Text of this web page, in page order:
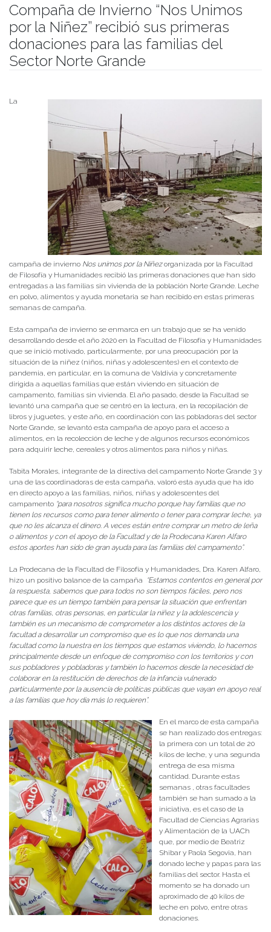
Compaña de Invierno “Nos Unimos
por la Niñez” recibió sus primeras
donaciones para las familias del
Sector Norte Grande
La
campaña de invierno Nos unimos por la Niñezorganizada por la Facultad
de Filosofía y Humanidades recibió las primeras donaciones que han sido
entregadas a las familias sin vivienda de la población Norte Grande. Leche
en polvo, alimentos y ayuda monetaria se han recibido en estas primeras
semanas de campaña.
Esta campaña de invierno se enmarca en un trabajo que se ha venido
desarrollando desde el año 2020 en la Facultad de Filosofía y Humanidades
que se inició motivado, particularmente, por una preocupación por la
situación de la niñez (niños, niñas y adolescentes) en el contexto de
pandemia, en particular, en la comuna de Valdivia y concretamente
dirigida a aquellas familias que están viviendo en situación de
campamento, familias sin vivienda. El año pasado, desde la Facultad se
levantó una campaña que se centró en la lectura, en la recopilación de
libros y juguetes, y este año, en coordinación con las pobladoras del sector
Norte Grande, se levantó esta campaña de apoyo para el acceso a
alimentos, en la recolección de leche y de algunos recursos económicos
para adquirir leche, cereales y otros alimentos para niños y niñas.
Tabita Morales, integrante de la directiva del campamento Norte Grande 3 y
una de las coordinadoras de esta campaña, valoró esta ayuda que ha ido
en directo apoyo a las familias, niños, niñas y adolescentes del
campamento “para nosotros significa mucho porque hay familias que no
tienen los recursos como para tener alimento o tener para comprar leche, ya
que no les alcanza el dinero. A veces están entre comprar un metro de leña
o alimentos y con el apoyo de la Facultad y de la Prodecana Karen Alfaro
estos aportes han sido de gran ayuda para las familias del campamento”.
La Prodecana de la Facultad de Filosofía y Humanidades, Dra. Karen Alfaro,
hizo un positivo balance de la campaña
“Estamos contentos en general por
la respuesta, sabemos que para todos no son tiempos fáciles, pero nos
parece que es un tiempo también para pensar la situación que enfrentan
otras familias, otras personas, en particular la niñez y la adolescencia y
también es un mecanismo de comprometer a los distintos actores de la
facultad a desarrollar un compromiso que es lo que nos demanda una
facultad como la nuestra en los tiempos que estamos viviendo, lo hacemos
principalmente desde un enfoque de compromiso con los territorios y con
sus pobladores y pobladoras y también lo hacemos desde la necesidad de
colaborar en la restitución de derechos de la infancia vulnerado
particularmente por la ausencia de políticas públicas que vayan en apoyo real
a las familias que hoy día más lo requieren”.
En el marco de esta campaña
se han realizado dos entregas:
la primera con un total de 20
kilos de leche, y una segunda
entrega de esa misma
cantidad. Durante estas
semanas , otras facultades
también se han sumado a la
iniciativa, es el caso de la
Facultad de Ciencias Agrarias
y Alimentación de la UACh
que, por medio de Beatriz
Shibar y Paola Segovia, han
donado leche y papas para las
familias del sector. Hasta el
momento se ha donado un
aproximado de 40 kilos de
leche en polvo, entre otras
donaciones.